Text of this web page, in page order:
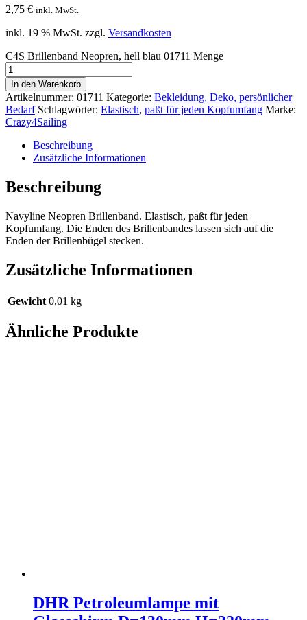
2,75 € inkl. MwSt.
inkl. 19 % MwSt. zzgl. Versandkosten
C4S Brillenband Neopren, hell blau 01711 Menge
In den Warenkorb
Artikelnummer: 01711 Kategorie: Bekleidung, Deko, persönlicher
Bedarf Schlagwörter: Elastisch, paßt für jeden Kopfumfang Marke:
Crazy4Sailing
Beschreibung
Zusätzliche Informationen
Beschreibung
Navyline Neopren Brillenband. Elastisch, paßt für jeden
Kopfumfang. Die Enden des Brillenbandes lassen sich auf die
Enden der Brillenbügel stecken.
Zusätzliche Informationen
Gewicht 0,01 kg
Ähnliche Produkte
DHR Petroleumlampe mit